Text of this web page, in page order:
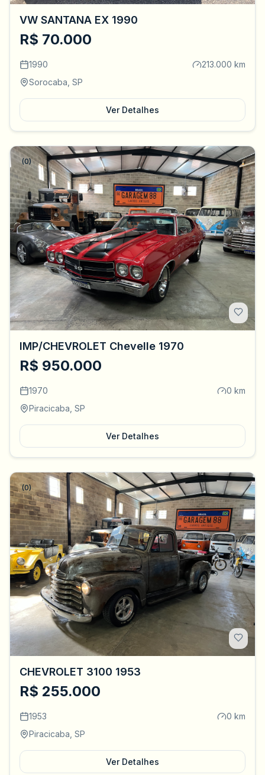
VW SANTANA EX 1990
R$ 70.000
1990
213.000 km
Sorocaba, SP
Ver Detalhes
(0)
IMP/CHEVROLET Chevelle 1970
R$ 950.000
1970
0 km
Piracicaba, SP
Ver Detalhes
(0)
CHEVROLET 3100 1953
R$ 255.000
1953
0 km
Piracicaba, SP
Ver Detalhes